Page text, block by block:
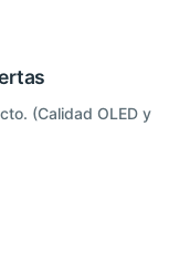
(Calidad OLED y